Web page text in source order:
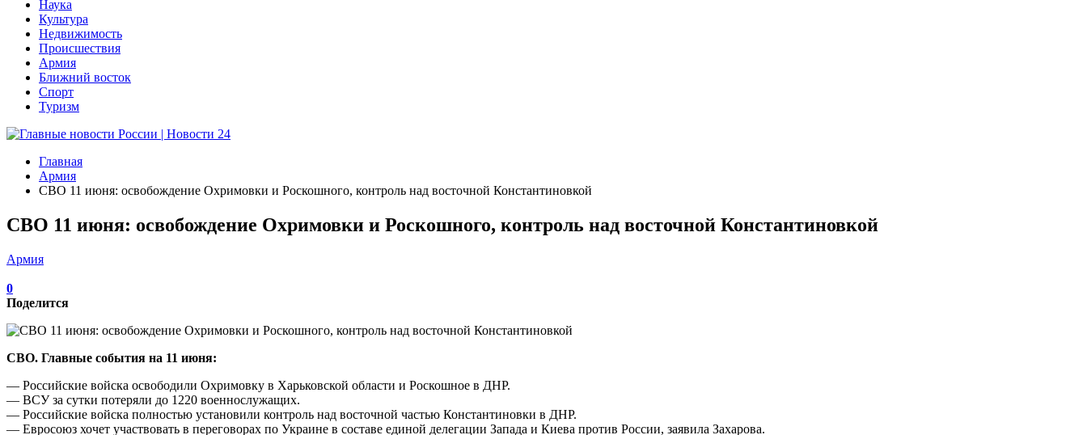
Наука
Культура
Недвижимость
Происшествия
Армия
Ближний восток
Спорт
Туризм
Главная
Армия
СВО 11 июня: освобождение Охримовки и Роскошного, контроль над восточной Константиновкой
СВО 11 июня: освобождение Охримовки и Роскошного, контроль над восточной Константиновкой
Армия
0
Поделится
СВО. Главные события на 11 июня:
— Российские войска освободили Охримовку в Харьковской области и Роскошное в ДНР.
— ВСУ за сутки потеряли до 1220 военнослужащих.
— Российские войска полностью установили контроль над восточной частью Константиновки в ДНР.
— Евросоюз хочет участвовать в переговорах по Украине в составе единой делегации Запада и Киева против России, заявила Захарова.